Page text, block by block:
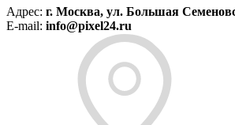
Адрес: г. Москва, ул. Большая
E-mail: info@pixel24.ru